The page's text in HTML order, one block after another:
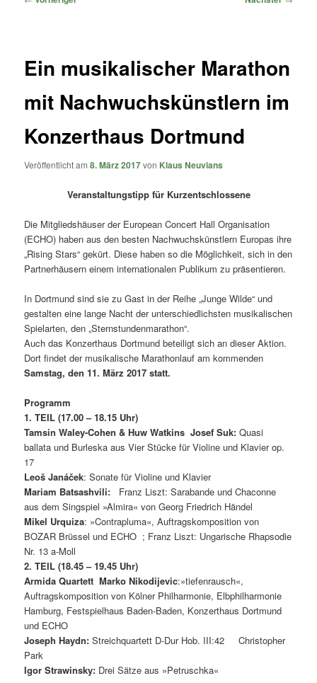
Ein musikalischer Marathon
mit Nachwuchskünstlern im
Konzerthaus Dortmund
Veröffentlicht am8. März 2017von Klaus Neuvians
Veranstaltungstipp für Kurzentschlossene
Die Mitgliedshäuser der European Concert Hall Organisation
(ECHO) haben aus den besten Nachwuchskünstlern Europas ihre
„Rising Stars“ gekürt. Diese haben so die Möglichkeit, sich in den
Partnerhäusern einem internationalen Publikum zu präsentieren.
In Dortmund sind sie zu Gast in der Reihe „Junge Wilde“ und
gestalten eine lange Nacht der unterschiedlichsten musikalischen
Spielarten, den „Sternstundenmarathon“.
Auch das Konzerthaus Dortmund beteiligt sich an dieser Aktion.
Dort findet der musikalische Marathonlauf am kommenden
Samstag, den 11. März 2017 statt.
Programm
1. TEIL (17.00 – 18.15 Uhr)
Tamsin Waley-Cohen & Huw Watkins Josef Suk: Quasi
ballata und Burleska aus Vier Stücke für Violine und Klavier op.
17
Leoš Janáček: Sonate für Violine und Klavier
Mariam Batsashvili:
Franz Liszt: Sarabande und Chaconne
aus dem Singspiel »Almira« von Georg Friedrich Händel
Mikel Urquiza: »Contrapluma«, Auftragskomposition von
BOZAR Brüssel und ECHO ; Franz Liszt: Ungarische Rhapsodie
Nr. 13 a-Moll
2. TEIL (18.45 – 19.45 Uhr)
Armida Quartett Marko Nikodijevic:»tiefenrausch«,
Auftragskomposition von Kölner Philharmonie, Elbphilharmonie
Hamburg, Festspielhaus Baden-Baden, Konzerthaus Dortmund
und ECHO
Joseph Haydn: Streichquartett D-Dur Hob. III:42 Christopher
Park
Igor Strawinsky: Drei Sätze aus »Petruschka«